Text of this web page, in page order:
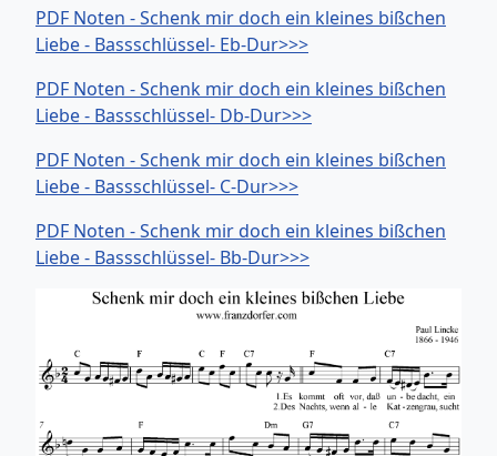
PDF Noten - Schenk mir doch ein kleines bißchen
Liebe - Bassschlüssel- Eb-Dur>>>
PDF Noten - Schenk mir doch ein kleines bißchen
Liebe - Bassschlüssel- Db-Dur>>>
PDF Noten - Schenk mir doch ein kleines bißchen
Liebe - Bassschlüssel- C-Dur>>>
PDF Noten - Schenk mir doch ein kleines bißchen
Liebe - Bassschlüssel- Bb-Dur>>>